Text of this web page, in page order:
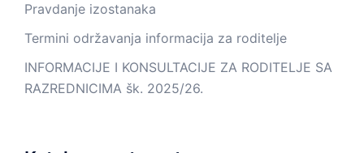
Pravdanje izostanaka
Termini održavanja informacija za roditelje
INFORMACIJE I KONSULTACIJE ZA RODITELJE SA
RAZREDNICIMA šk. 2025/26.